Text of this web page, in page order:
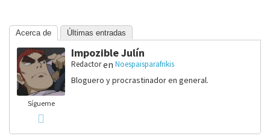
Acerca de Últimas entradas
Sígueme
Impozible Julín
Redactoren Noespaisparafrikis
Bloguero y procrastinador en general.